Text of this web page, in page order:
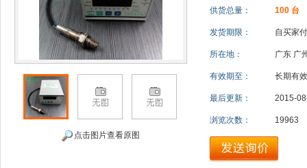
点击图片查看原图
供货总量： 100 台
发货期限： 自买家
所在地： 广东 广
有效期至： 长期有效
最后更新： 2015-
浏览次数： 19963